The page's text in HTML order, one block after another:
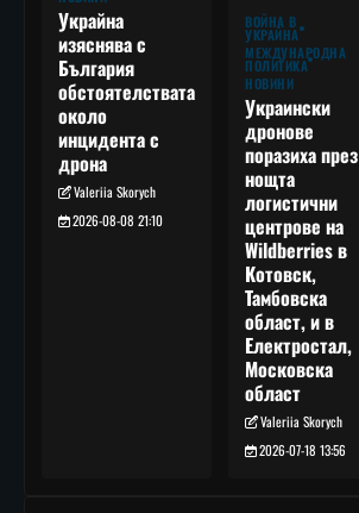
Украйна
изяснява с
България
обстоятелствата
около
инцидента с
дрона
Valeriia Skorych
2026-08-08 21:10
ВОЙНА В
УКРАЙНА
МЕЖДУНАРОДНА
ПОЛИТИКА
НОВИНИ
Украински
дронове
поразиха през
нощта
логистични
центрове на
Wildberries в
Котовск,
Тамбовска
област, и в
Електростал,
Московска
област
Valeriia Skorych
2026-07-18 13:56